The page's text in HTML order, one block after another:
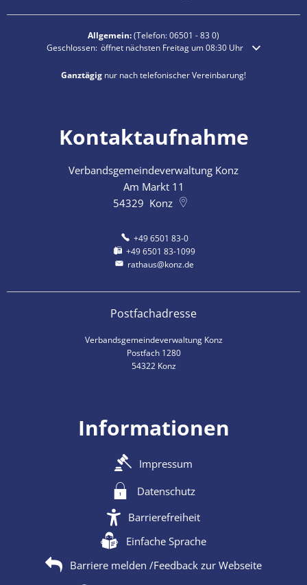
Allgemein:(Telefon:06501 - 83 0)
Klicken, um weitere Öffnungs- oder Schließzeiten auszublenden
Geschlossen: öffnet nächsten Freitag um 08:30 Uhr
Ganztägig nur nach telefonischer Vereinbarung!
Kontaktaufnahme
Verbandsgemeindeverwaltung Konz
Am Markt 11
54329 Konz
+49 6501 83-0
+49 6501 83-1099
rathaus@konz.de
Postfachadresse
Verbandsgemeindeverwaltung Konz
Postfach 1280
54322 Konz
Informationen
Impressum
Datenschutz
Barrierefreiheit
Einfache Sprache
Barriere melden /Feedback zur Webseite